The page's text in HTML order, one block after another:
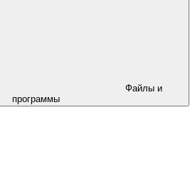
программы